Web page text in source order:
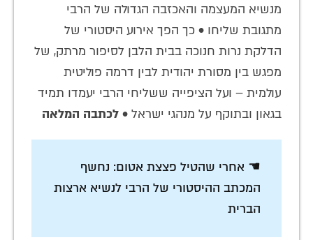
מנשיא המעצמה והאכזבה הגדולה של הרבי
מתגובת שליחו • כך הפך אירוע היסטורי של
הדלקת נרות חנוכה בבית הלבן לסיפור מרתק, של
מפגש בין מסורת יהודית לבין דרמה פוליטית
עולמית – ועל הציפייה ששליחי הרבי יעמדו תמיד
בגאון ובתוקף על מנהגי ישראל • לכתבה המלאה
☚ אחרי שהטיל פצצת אטום: נחשף
המכתב ההיסטורי של הרבי לנשיא ארצות
הברית